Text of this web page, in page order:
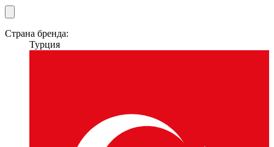
Страна бренда:
Турция